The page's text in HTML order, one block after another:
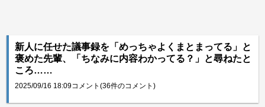
新人に任せた議事録を「めっちゃよくまとまってる」と
褒めた先輩、「ちなみに内容わかってる？」と尋ねたと
ころ……
2025/09/16 18:09コメント(36件のコメント)